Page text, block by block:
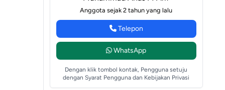
Anggota sejak 2 tahun yang lalu
Telepon
WhatsApp
Dengan klik tombol kontak, Pengguna setuju
dengan Syarat Pengguna dan Kebijakan Privasi